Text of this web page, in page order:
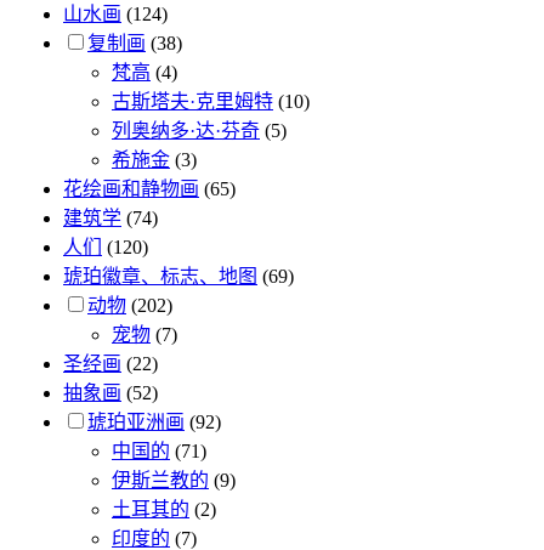
山水画 (124)
复制画 (38)
梵高 (4)
古斯塔夫·克里姆特 (10)
列奥纳多·达·芬奇 (5)
希施金 (3)
花绘画和静物画 (65)
建筑学 (74)
人们
(120)
琥珀徽章、标志、地图 (69)
动物 (202)
宠物 (7)
圣经画 (22)
抽象画 (52)
琥珀亚洲画 (92)
中国的 (71)
伊斯兰教的 (9)
土耳其的 (2)
印度的 (7)